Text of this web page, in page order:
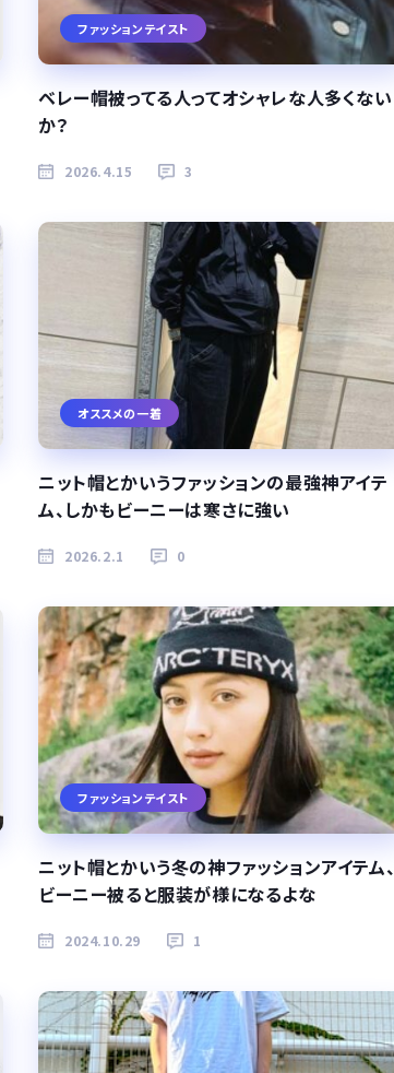
ファッションテイスト
ベレー帽被ってる人ってオシャレな人多くない
か？
2026.4.15 3
オススメの一着
ニット帽とかいうファッションの最強神アイテ
ム、しかもビーニーは寒さに強い
2026.2.1 0
ファッションテイスト
ニット帽とかいう冬の神ファッションアイテム、
ビーニー被ると服装が様になるよな
2024.10.29 1